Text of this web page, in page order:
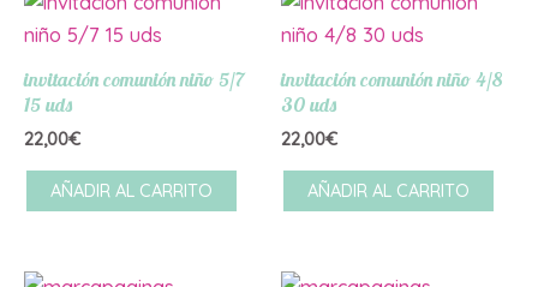
invitación comunión niño 5/7
15 uds
22,00€
AÑADIR AL CARRITO
invitación comunión niño 4/8
30 uds
22,00€
AÑADIR AL CARRITO